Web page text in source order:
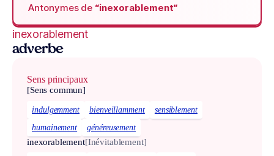
Antonymes de “inexorablement“
inexorablement
adverbe
Sens principaux
[Sens commun]
indulgemment bienveillamment
sensiblement
humainement
généreusement
inexorablement[Inévitablement]